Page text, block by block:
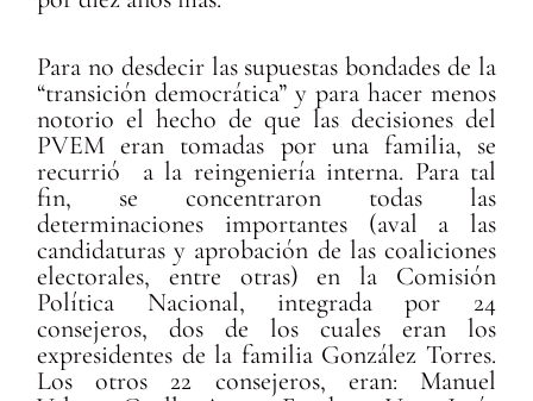
Para no desdecir las supuestas bondades de la
“transición democrática” y para hacer menos
notorio el hecho de que las decisiones del
PVEM eran tomadas por una familia, se
recurrió a la reingeniería interna. Para tal
fin, se concentraron todas las
determinaciones importantes (aval a las
candidaturas y aprobación de las coaliciones
electorales, entre otras) en la Comisión
Política Nacional, integrada por 24
consejeros, dos de los cuales eran los
expresidentes de la familia González Torres.
Los otros 22 consejeros, eran: Manuel